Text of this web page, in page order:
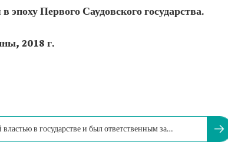
эпоху Первого Саудовского государства.
2018 г.
в государстве и был ответственным за